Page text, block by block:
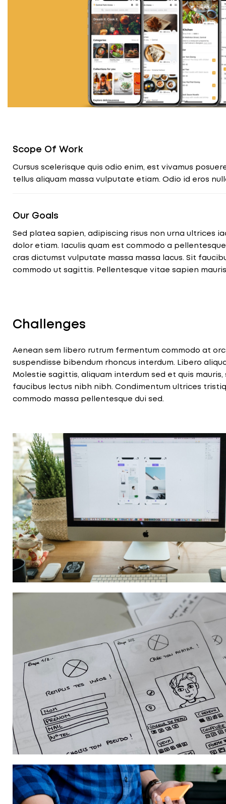
Scope Of Work
Cursus scelerisque quis odio enim, est vivamus
tellus aliquam massa vulputate etiam. Odio id eros
Our Goals
Sed platea sapien, adipiscing risus non urna ultrices
dolor etiam. Iaculis quam est commodo a
cras dictumst vulputate massa massa lacus. Sit
commodo ut sagittis. Pellentesque vitae sapien
Challenges
Aenean sem libero rutrum fermentum commodo at
suspendisse bibendum rhoncus interdum. Libero
Molestie sagittis, aliquam interdum sed et quis
faucibus lectus nibh nibh. Condimentum ultrices
commodo massa pellentesque dui sed.